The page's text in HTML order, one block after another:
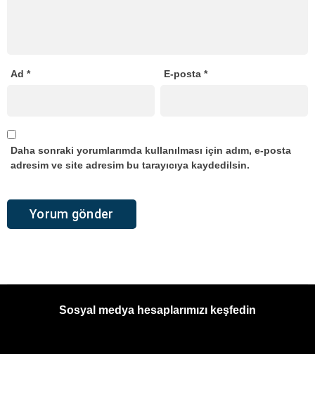
Ad * E-posta*
Daha sonraki yorumlarımda kullanılması için adım, e-posta
adresim ve site adresim bu tarayıcıya kaydedilsin.
Sosyal medya hesaplarımızı keşfedin